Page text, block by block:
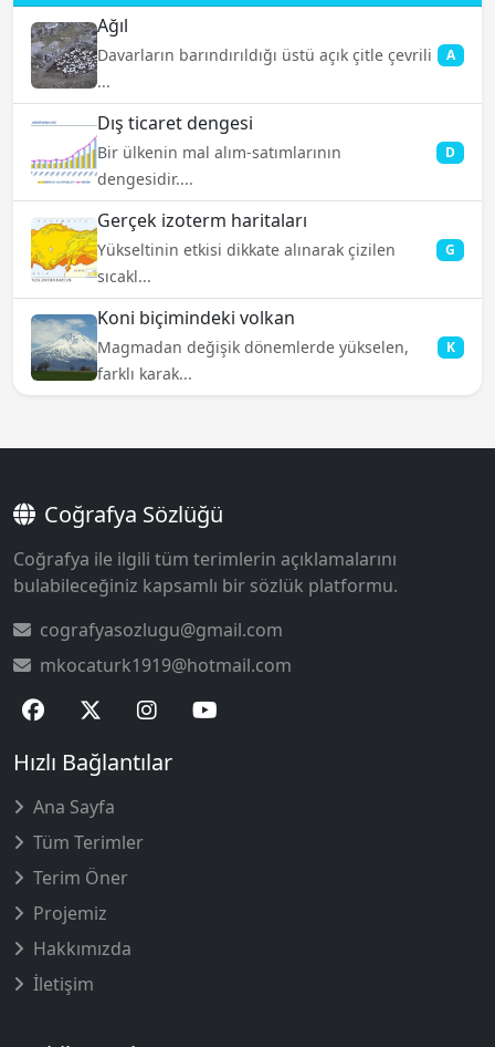
Ağıl
Davarların barındırıldığı üstü açık çitle çevrili
...
A
Dış ticaret dengesi
Bir ülkenin mal alım-satımlarının
dengesidir....
D
Gerçek izoterm haritaları
Yükseltinin etkisi dikkate alınarak çizilen
sıcakl...
G
Koni biçimindeki volkan
Magmadan değişik dönemlerde yükselen,
farklı karak...
K
Coğrafya Sözlüğü
Coğrafya ile ilgili tüm terimlerin açıklamalarını
bulabileceğiniz kapsamlı bir sözlük platformu.
cografyasozlugu@gmail.com
mkocaturk1919@hotmail.com
Hızlı Bağlantılar
Ana Sayfa
Tüm Terimler
Terim Öner
Projemiz
Hakkımızda
İletişim